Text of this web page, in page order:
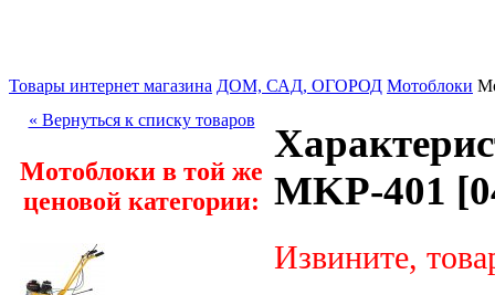
Товары интернет магазина ДОМ, САД, ОГОРОД Мотоблоки
« Вернуться к списку товаров
Мотоблоки в той же
ценовой категории: MKP-401
Извините,